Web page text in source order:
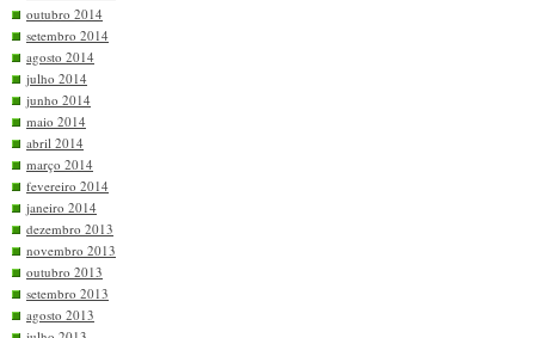
outubro 2014
setembro 2014
agosto 2014
julho 2014
junho 2014
maio 2014
abril 2014
março 2014
fevereiro 2014
janeiro 2014
dezembro 2013
novembro 2013
outubro 2013
setembro 2013
agosto 2013